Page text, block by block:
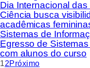
Dia Internacional
Ciência busca
acadêmicas
Sistemas de
Egresso de
com alunos do curso
12Próximo